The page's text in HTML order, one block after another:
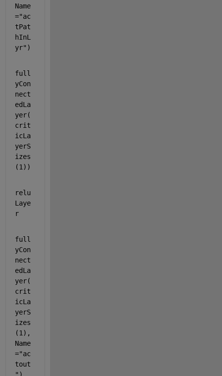
Name
="ac
tPat
hInL
yr" )
full
yCon
nect
edLa
yer(
crit
icLa
yerS
izes
(1))
relu
Laye
r
full
yCon
nect
edLa
yer(
crit
icLa
yerS
izes
(1),
Name
="ac
tout